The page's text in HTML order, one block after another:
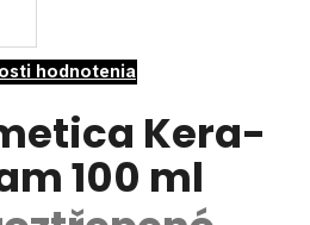
hodnotenia
Kera-
100 ml